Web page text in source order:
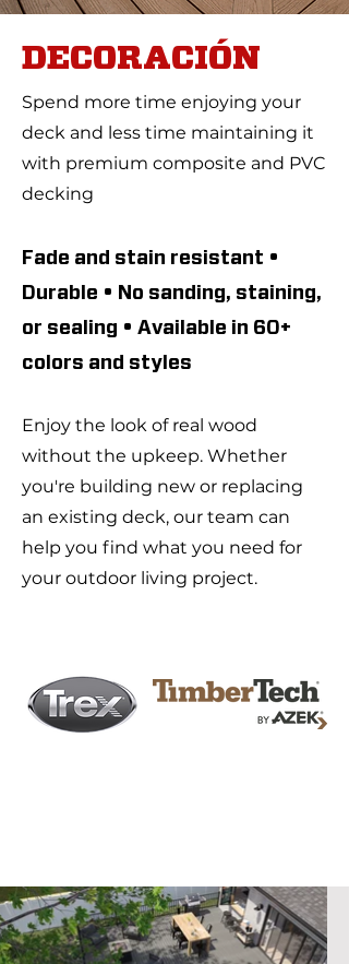
DECORACIÓN
Spend more time enjoying your
deck and less time maintaining it
with premium composite and PVC
decking
Fade and stain resistant •
Durable • No sanding, staining,
or sealing • Available in 60+
colors and styles
Enjoy the look of real wood
without the upkeep. Whether
you're building new or replacing
an existing deck, our team can
help you find what you need for
your outdoor living project.